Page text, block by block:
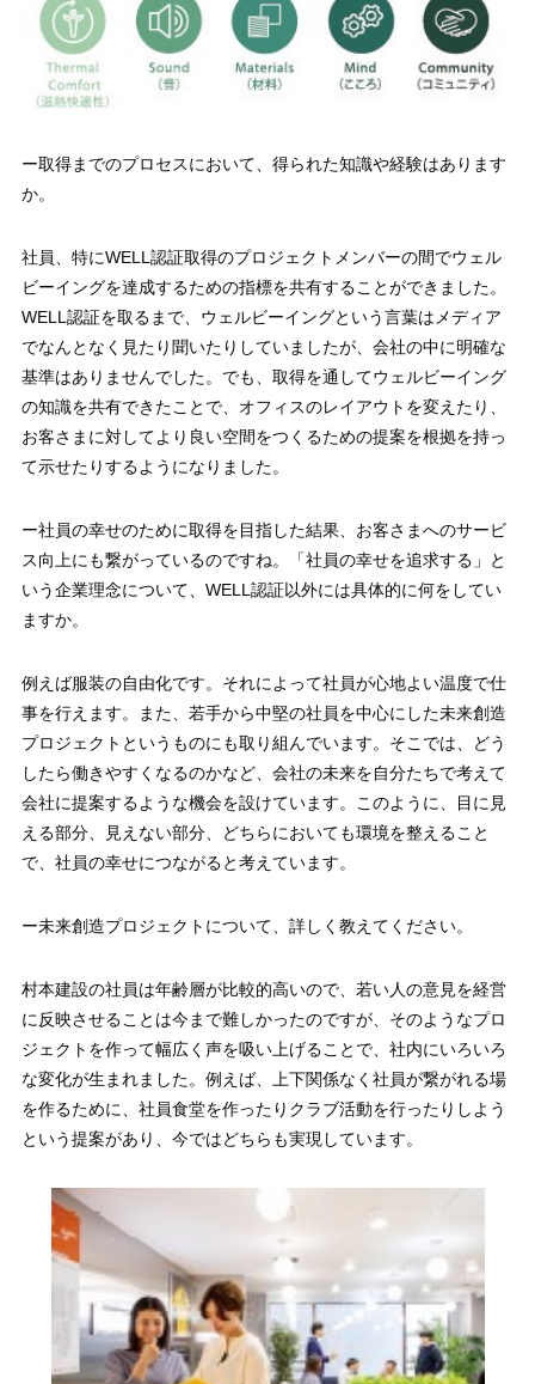
ー取得までのプロセスにおいて、得られた知識や経験はあります
か。
社員、特にWELL認証取得のプロジェクトメンバーの間でウェル
ビーイングを達成するための指標を共有することができました。
WELL認証を取るまで、ウェルビーイングという言葉はメディア
でなんとなく見たり聞いたりしていましたが、会社の中に明確な
基準はありませんでした。でも、取得を通してウェルビーイング
の知識を共有できたことで、オフィスのレイアウトを変えたり、
お客さまに対してより良い空間をつくるための提案を根拠を持っ
て示せたりするようになりました。
ー社員の幸せのために取得を目指した結果、お客さまへのサービ
ス向上にも繋がっているのですね。「社員の幸せを追求する」と
いう企業理念について、WELL認証以外には具体的に何をしてい
ますか。
例えば服装の自由化です。それによって社員が心地よい温度で仕
事を行えます。また、若手から中堅の社員を中心にした未来創造
プロジェクトというものにも取り組んでいます。そこでは、どう
したら働きやすくなるのかなど、会社の未来を自分たちで考えて
会社に提案するような機会を設けています。このように、目に見
える部分、見えない部分、どちらにおいても環境を整えること
で、社員の幸せにつながると考えています。
ー未来創造プロジェクトについて、詳しく教えてください。
村本建設の社員は年齢層が比較的高いので、若い人の意見を経営
に反映させることは今まで難しかったのですが、そのようなプロ
ジェクトを作って幅広く声を吸い上げることで、社内にいろいろ
な変化が生まれました。例えば、上下関係なく社員が繋がれる場
を作るために、社員食堂を作ったりクラブ活動を行ったりしよう
という提案があり、今ではどちらも実現しています。